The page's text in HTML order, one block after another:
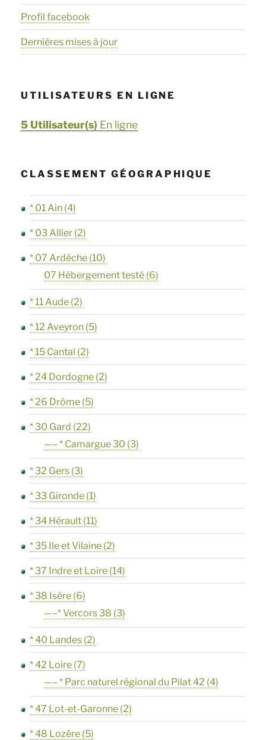
Profil facebook
Dernières mises à jour
UTILISATEURS EN LIGNE
5 Utilisateur(s) En ligne
CLASSEMENT GÉOGRAPHIQUE
* 01 Ain (4)
* 03 Allier (2)
* 07 Ardèche (10)
07 Hébergement testé (6)
* 11 Aude (2)
* 12 Aveyron (5)
* 15 Cantal (2)
* 24 Dordogne (2)
* 26 Drôme (5)
* 30 Gard (22)
—– * Camargue 30 (3)
* 32 Gers (3)
* 33 Gironde (1)
* 34 Hérault (11)
* 35 Ile et Vilaine (2)
* 37 Indre et Loire (14)
* 38 Isère (6)
—–* Vercors 38 (3)
* 40 Landes (2)
* 42 Loire (7)
—– * Parc naturel régional du Pilat 42 (4)
* 47 Lot-et-Garonne (2)
* 48 Lozère (5)